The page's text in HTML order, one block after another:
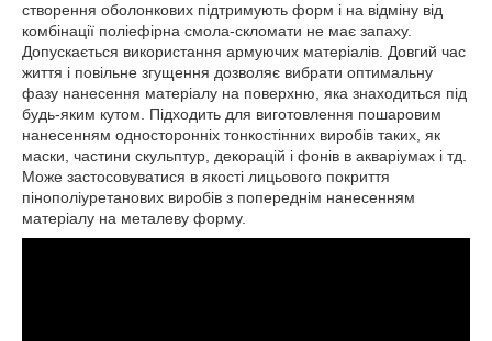
створення оболонкових підтримують форм і на відміну від
комбінації поліефірна смола-скломати не має запаху.
Допускається використання армуючих матеріалів. Довгий час
життя і повільне згущення дозволяє вибрати оптимальну
фазу нанесення матеріалу на поверхню, яка знаходиться під
будь-яким кутом. Підходить для виготовлення пошаровим
нанесенням односторонніх тонкостінних виробів таких, як
маски, частини скульптур, декорацій і фонів в акваріумах і тд.
Може застосовуватися в якості лицьового покриття
пінополіуретанових виробів з попереднім нанесенням
матеріалу на металеву форму.